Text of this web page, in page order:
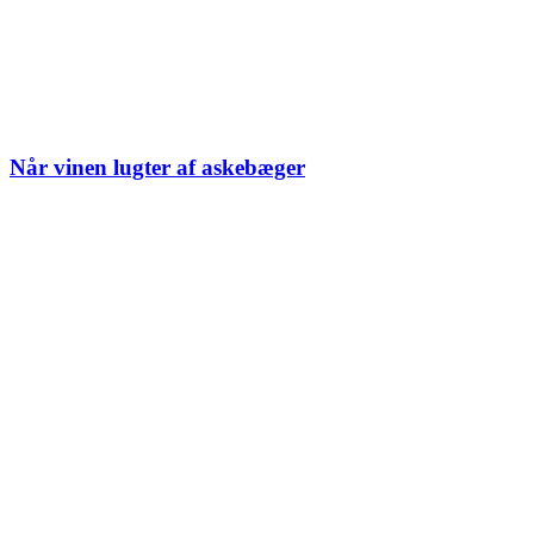
Når vinen lugter af askebæger